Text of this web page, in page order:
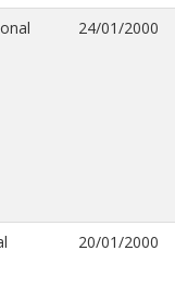
24/01/2000
20/01/2000